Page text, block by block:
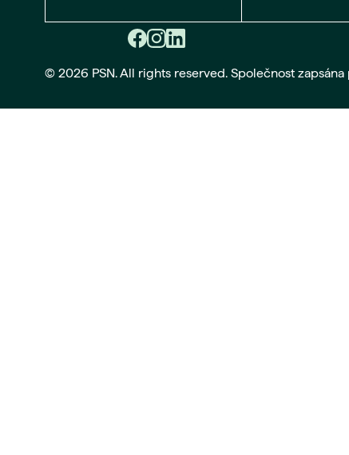
© 2026 PSN. All rights reserved. Společnost zapsána